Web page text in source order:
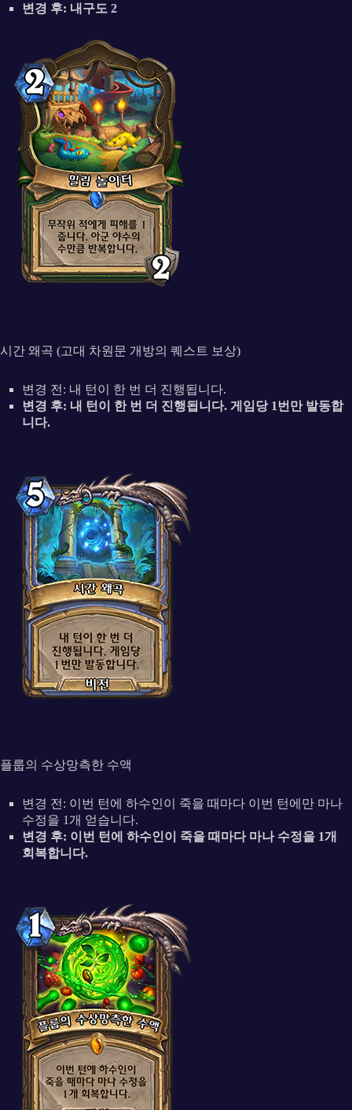
변경 후: 내구도 2
시간 왜곡 (고대 차원문 개방의 퀘스트 보상)
변경 전: 내 턴이 한 번 더 진행됩니다.
변경 후: 내 턴이 한 번 더 진행됩니다. 게임당 1번만 발동합
니다.
플룹의 수상망측한 수액
변경 전: 이번 턴에 하수인이 죽을 때마다 이번 턴에만 마나
수정을 1개 얻습니다.
변경 후: 이번 턴에 하수인이 죽을 때마다 마나 수정을 1개
회복합니다.